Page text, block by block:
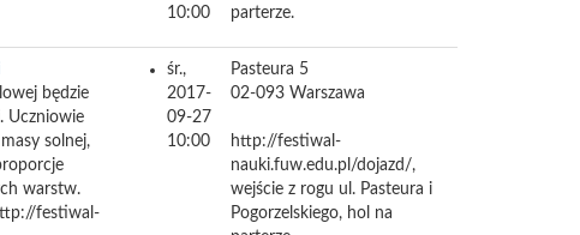
10:00
parterze.
będzie
Uczniowie
solnej,
warstw.
festiwal-
śr.,
2017-
09-27
10:00
Pasteura 5
02-093 Warszawa
http://festiwal-
nauki.fuw.edu.pl/dojazd/,
wejście z rogu ul. Pasteura i
Pogorzelskiego, hol na